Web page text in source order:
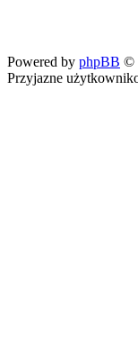
Powered by phpBB ©
Przyjazne